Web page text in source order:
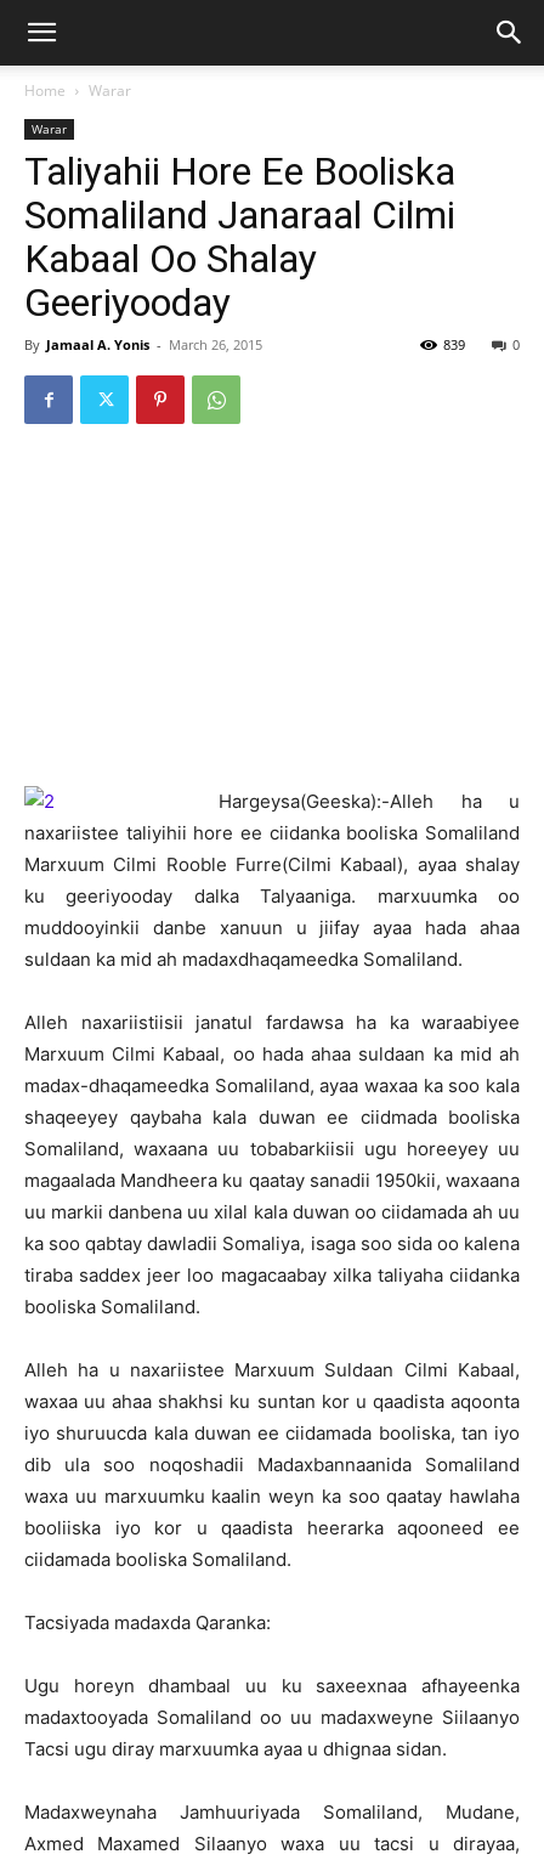
Home Warar
Warar
Taliyahii Hore Ee Booliska
Somaliland Janaraal Cilmi
Kabaal Oo Shalay
Geeriyooday
By Jamaal A. Yonis - March 26, 2015 0
839
Hargeysa(Geeska):-Alleh ha u
naxariistee taliyihii hore ee ciidanka booliska Somaliland
Marxuum Cilmi Rooble Furre(Cilmi Kabaal), ayaa shalay
ku geeriyooday dalka Talyaaniga. marxuumka oo
muddooyinkii danbe xanuun u jiifay ayaa hada ahaa
suldaan ka mid ah madaxdhaqameedka Somaliland.
Alleh naxariistiisii janatul fardawsa ha ka waraabiyee
Marxuum Cilmi Kabaal, oo hada ahaa suldaan ka mid ah
madax-dhaqameedka Somaliland, ayaa waxaa ka soo kala
shaqeeyey qaybaha kala duwan ee ciidmada booliska
Somaliland, waxaana uu tobabarkiisii ugu horeeyey uu
magaalada Mandheera ku qaatay sanadii 1950kii, waxaana
uu markii danbena uu xilal kala duwan oo ciidamada ah uu
ka soo qabtay dawladii Somaliya, isaga soo sida oo kalena
tiraba saddex jeer loo magacaabay xilka taliyaha ciidanka
booliska Somaliland.
Alleh ha u naxariistee Marxuum Suldaan Cilmi Kabaal,
waxaa uu ahaa shakhsi ku suntan kor u qaadista aqoonta
iyo shuruucda kala duwan ee ciidamada booliska, tan iyo
dib ula soo noqoshadii Madaxbannaanida Somaliland
waxa uu marxuumku kaalin weyn ka soo qaatay hawlaha
booliiska iyo kor u qaadista heerarka aqooneed ee
ciidamada booliska Somaliland.
Tacsiyada madaxda Qaranka:
Ugu horeyn dhambaal uu ku saxeexnaa afhayeenka
madaxtooyada Somaliland oo uu madaxweyne Siilaanyo
Tacsi ugu diray marxuumka ayaa u dhignaa sidan.
Madaxweynaha Jamhuuriyada Somaliland, Mudane,
Axmed Maxamed Silaanyo waxa uu tacsi u dirayaa,